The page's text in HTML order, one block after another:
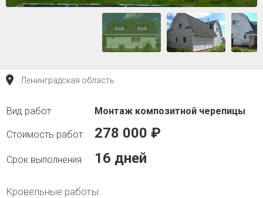
Ленинградская область
Монтаж композитной черепицы
278 000 ₽
16 дней
Кровельные работы: